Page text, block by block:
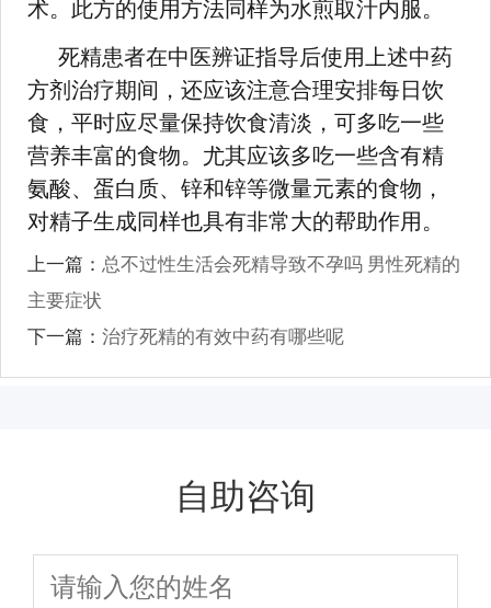
术。此方的使用方法同样为水煎取汁内服。
死精患者在中医辨证指导后使用上述中药
方剂治疗期间，还应该注意合理安排每日饮
食，平时应尽量保持饮食清淡，可多吃一些
营养丰富的食物。尤其应该多吃一些含有精
氨酸、蛋白质、锌和锌等微量元素的食物，
对精子生成同样也具有非常大的帮助作用。
上一篇：总不过性生活会死精导致不孕吗 男性死精的
主要症状
下一篇：治疗死精的有效中药有哪些呢
自助咨询